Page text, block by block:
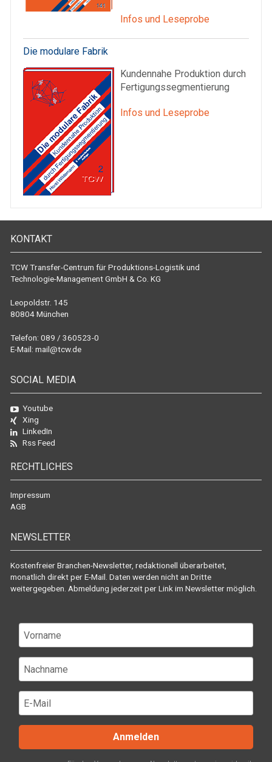
Infos und Leseprobe
Die modulare Fabrik
Kundennahe Produktion durch
Fertigungssegmentierung
Infos und Leseprobe
KONTAKT
TCW Transfer-Centrum für Produktions-Logistik und
Technologie-Management GmbH & Co. KG
Leopoldstr. 145
80804 München
Telefon: 089 / 360523-0
E-Mail: mail@tcw.de
SOCIAL MEDIA
Youtube
Xing
LinkedIn
Rss Feed
RECHTLICHES
Impressum
AGB
NEWSLETTER
Kostenfreier Branchen-Newsletter, redaktionell überarbeitet,
monatlich direkt per E-Mail. Daten werden nicht an Dritte
weitergegeben. Abmeldung jederzeit per Link im Newsletter möglich.
Anmelden